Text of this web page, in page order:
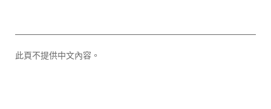
此頁不提供中文內容。